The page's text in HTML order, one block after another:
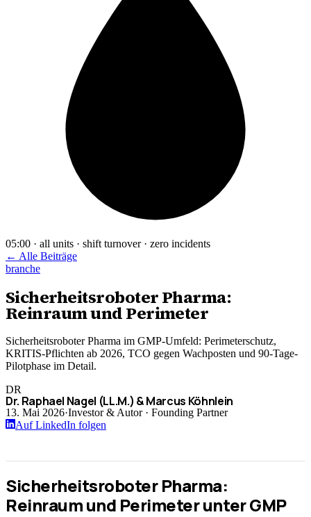
05:00 · all units · shift turnover · zero incidents
← Alle Beiträge
branche
Sicherheitsroboter Pharma:
Reinraum und Perimeter
Sicherheitsroboter Pharma im GMP-Umfeld: Perimeterschutz,
KRITIS-Pflichten ab 2026, TCO gegen Wachposten und 90-Tage-
Pilotphase im Detail.
DR
Dr. Raphael Nagel (LL.M.) & Marcus Köhnlein
13. Mai 2026·Investor & Autor · Founding Partner
Auf LinkedIn folgen
Sicherheitsroboter Pharma:
Reinraum und Perimeter unter GMP